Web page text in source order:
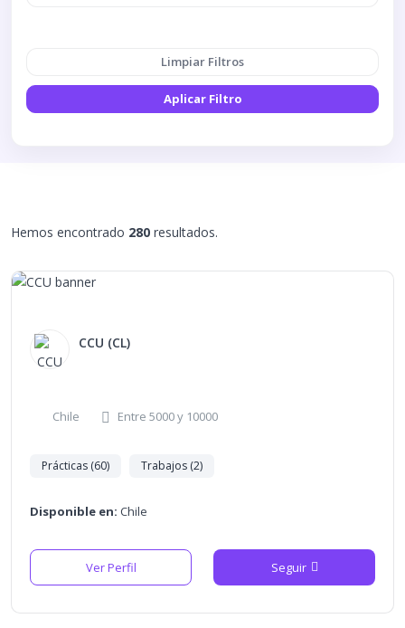
Limpiar Filtros
Aplicar Filtro
Hemos encontrado 280 resultados.
CCU (CL)
Chile Entre 5000 y 10000
Prácticas (60) Trabajos (2)
Disponible en: Chile
Ver Perfil Seguir